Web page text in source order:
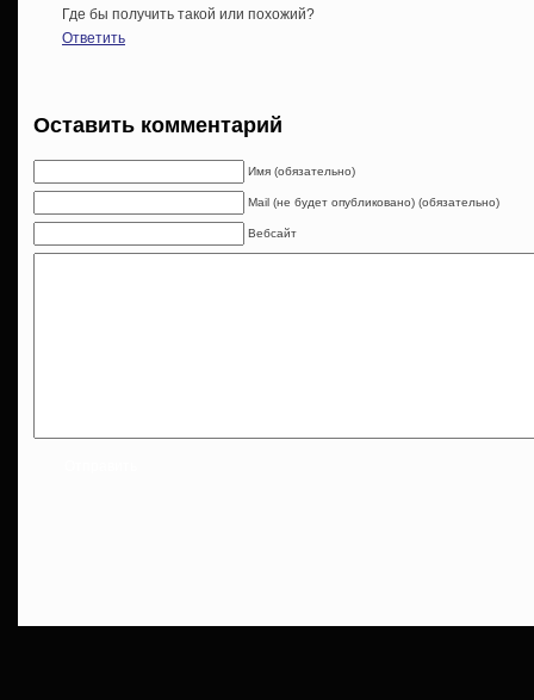
Где бы получить такой или похожий?
Ответить
Оставить комментарий
Имя (обязательно)
Mail (не будет опубликовано) (обязательно)
Вебсайт